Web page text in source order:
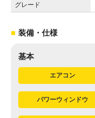
グレード
装備・仕様
基本
エアコン
パワーウィンドウ